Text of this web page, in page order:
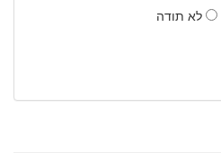
לא תודה